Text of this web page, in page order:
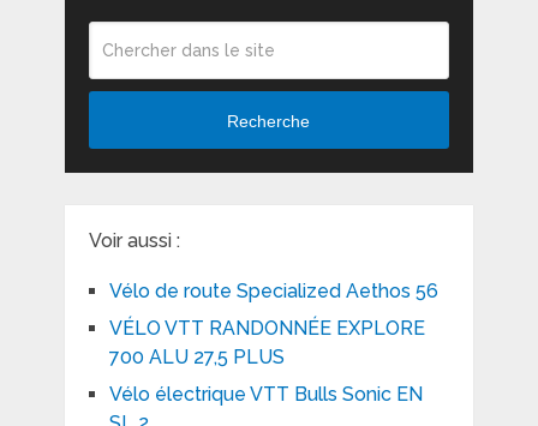
Recherche
Voir aussi :
Vélo de route Specialized Aethos 56
VÉLO VTT RANDONNÉE EXPLORE
700 ALU 27,5 PLUS
Vélo électrique VTT Bulls Sonic EN